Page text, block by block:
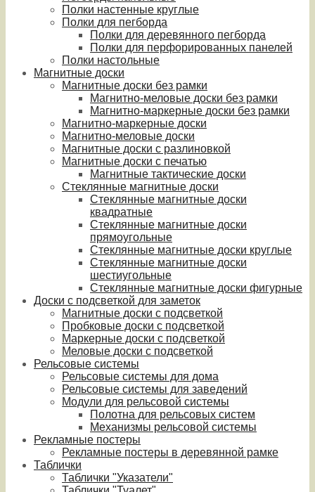
Полки настенные круглые
Полки для пегборда
Полки для деревянного пегборда
Полки для перфорированных панелей
Полки настольные
Магнитные доски
Магнитные доски без рамки
Магнитно-меловые доски без рамки
Магнитно-маркерные доски без рамки
Магнитно-маркерные доски
Магнитно-меловые доски
Магнитные доски с разлиновкой
Магнитные доски с печатью
Магнитные тактические доски
Стеклянные магнитные доски
Стеклянные магнитные доски
квадратные
Стеклянные магнитные доски
прямоугольные
Стеклянные магнитные доски круглые
Стеклянные магнитные доски
шестиугольные
Стеклянные магнитные доски фигурные
Доски с подсветкой для заметок
Магнитные доски с подсветкой
Пробковые доски с подсветкой
Маркерные доски с подсветкой
Меловые доски с подсветкой
Рельсовые системы
Рельсовые системы для дома
Рельсовые системы для заведений
Модули для рельсовой системы
Полотна для рельсовых систем
Механизмы рельсовой системы
Рекламные постеры
Рекламные постеры в деревянной рамке
Таблички
Таблички "Указатели"